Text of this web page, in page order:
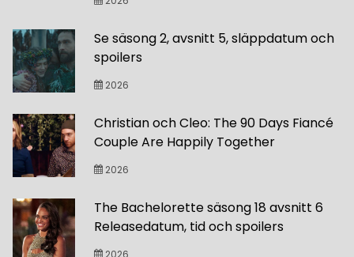
Se säsong 2, avsnitt 5, släppdatum och
spoilers
2026
Christian och Cleo: The 90 Days Fiancé
Couple Are Happily Together
2026
The Bachelorette säsong 18 avsnitt 6
Releasedatum, tid och spoilers
2026